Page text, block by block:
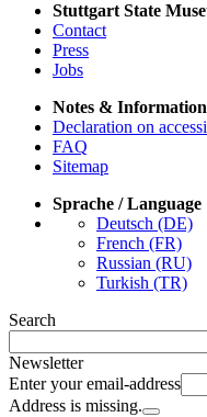
Stuttgart State
Contact
Press
Jobs
Notes & Information
Declaration on
FAQ
Sitemap
Sprache / Language
Deutsch (DE)
French (FR)
Russian (RU)
Turkish (TR)
Search
Newsletter
Enter your email-address
Address is missing.